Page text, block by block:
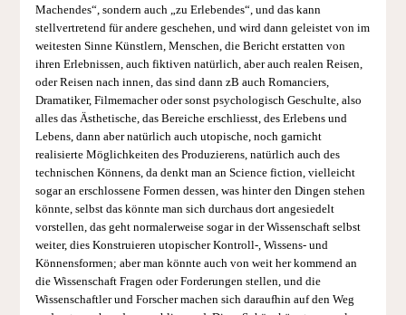
Machendes“, sondern auch „zu Erlebendes“, und das kann
stellvertretend für andere geschehen, und wird dann geleistet von im
weitesten Sinne Künstlern, Menschen, die Bericht erstatten von
ihren Erlebnissen, auch fiktiven natürlich, aber auch realen Reisen,
oder Reisen nach innen, das sind dann zB auch Romanciers,
Dramatiker, Filmemacher oder sonst psychologisch Geschulte, also
alles das Ästhetische, das Bereiche erschliesst, des Erlebens und
Lebens, dann aber natürlich auch utopische, noch garnicht
realisierte Möglichkeiten des Produzierens, natürlich auch des
technischen Könnens, da denkt man an Science fiction, vielleicht
sogar an erschlossene Formen dessen, was hinter den Dingen stehen
könnte, selbst das könnte man sich durchaus dort angesiedelt
vorstellen, das geht normalerweise sogar in der Wissenschaft selbst
weiter, dies Konstruieren utopischer Kontroll-, Wissens- und
Könnensformen; aber man könnte auch von weit her kommend an
die Wissenschaft Fragen oder Forderungen stellen, und die
Wissenschaftler und Forscher machen sich daraufhin auf den Weg